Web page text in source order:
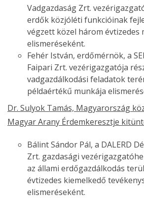
Vadgazdaság Zrt.
erdők közjóléti funkcióinak
végzett közel három évtizedes
elismeréseként.
Fehér István, erdőmérnök, a
Faipari Zrt. vezérigazgatója
vadgazdálkodási feladatok
példaértékű munkája
Dr. Sulyok Tamás, Magyarország
Magyar Arany Érdemkeresztje
Bálint Sándor Pál, a DALERD
Zrt. gazdasági
az állami erdőgazdálkodás
évtizedes kiemelkedő
elismeréseként.